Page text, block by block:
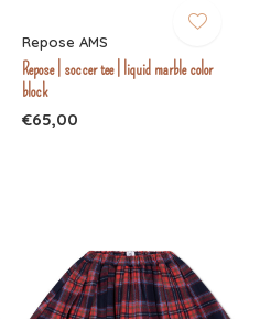
Repose AMS
Repose | soccer tee | liquid marble color
block
€65,00